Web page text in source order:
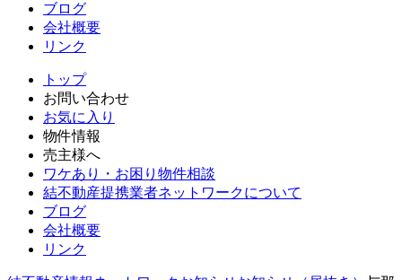
ブログ
会社概要
リンク
トップ
お問い合わせ
お気に入り
物件情報
売主様へ
ワケあり・お困り物件相談
結不動産提携業者ネットワークについて
ブログ
会社概要
リンク